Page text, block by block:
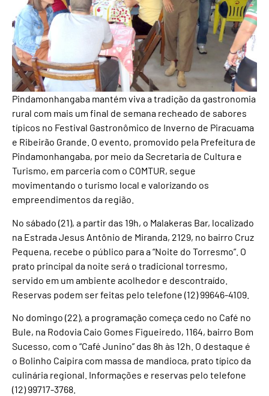
Pindamonhangaba mantém viva a tradição da gastronomia
rural com mais um final de semana recheado de sabores
típicos no Festival Gastronômico de Inverno de Piracuama
e Ribeirão Grande. O evento, promovido pela Prefeitura de
Pindamonhangaba, por meio da Secretaria de Cultura e
Turismo, em parceria com o COMTUR, segue
movimentando o turismo local e valorizando os
empreendimentos da região.
No sábado (21), a partir das 19h, o Malakeras Bar, localizado
na Estrada Jesus Antônio de Miranda, 2129, no bairro Cruz
Pequena, recebe o público para a “Noite do Torresmo”. O
prato principal da noite será o tradicional torresmo,
servido em um ambiente acolhedor e descontraído.
Reservas podem ser feitas pelo telefone (12) 99646-4109.
No domingo (22), a programação começa cedo no Café no
Bule, na Rodovia Caio Gomes Figueiredo, 1164, bairro Bom
Sucesso, com o “Café Junino” das 8h às 12h. O destaque é
o Bolinho Caipira com massa de mandioca, prato típico da
culinária regional. Informações e reservas pelo telefone
(12) 99717-3768.